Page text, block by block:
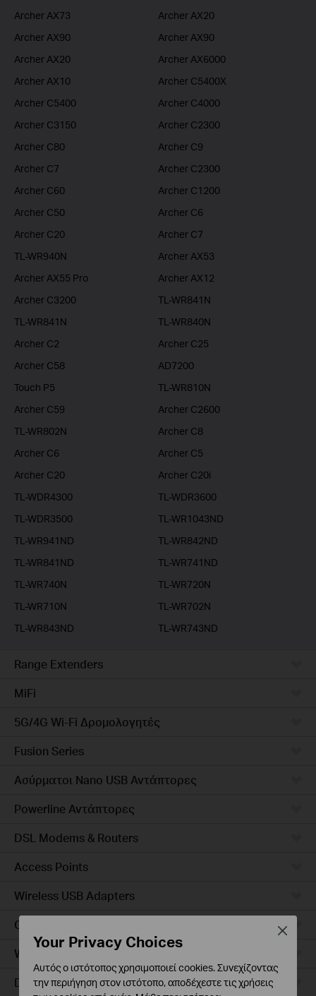
Archer AX73
Archer AX20
Archer AX90
Archer AX90
Archer AX20
Archer AX6000
Archer AX10
Archer C5400X
Archer C5400
Archer C4000
Archer C3150
Archer C2300
Archer C80
Archer C9
Archer C7
Archer C2300
Archer C60
Archer C1200
Archer C50
Archer C6
Archer C20
Archer C7
TL-WR940N
Archer AX53
Archer AX55 Pro
Archer AX12
Archer C3200
TL-WR841N
TL-WR841N
TL-WR840N
Archer C2
Archer C25
Archer C58
AD7200
Touch P5
TL-WR810N
Archer C59
Archer C2600
TL-WR802N
Archer C8
Archer C6
Archer C5
Archer C20
Archer C20i
TL-WDR4300
TL-WDR3600
TL-WDR3500
TL-WR1043ND
TL-WR941ND
TL-WR842ND
TL-WR841ND
TL-WR741ND
TL-WR740N
TL-WR720N
TL-WR710N
TL-WR702N
TL-WR843ND
TL-WR743ND
Range Extenders
MiFi
5G/4G Wi-Fi Δρομολογητές
Fusion Series
Ασύρματοι Nano USB Αντάπτορες
Powerline Αντάπτορες
DSL Modems & Routers
Access Points
Wireless USB Adapters
Ceiling Mount
Wall Plate
Desktop
Your Privacy Choices
Αυτός ο ιστότοπος χρησιμοποιεί cookies. Συνεχίζοντας
την περιήγηση στον ιστότοπο, αποδέχεστε τις χρήσεις
Close